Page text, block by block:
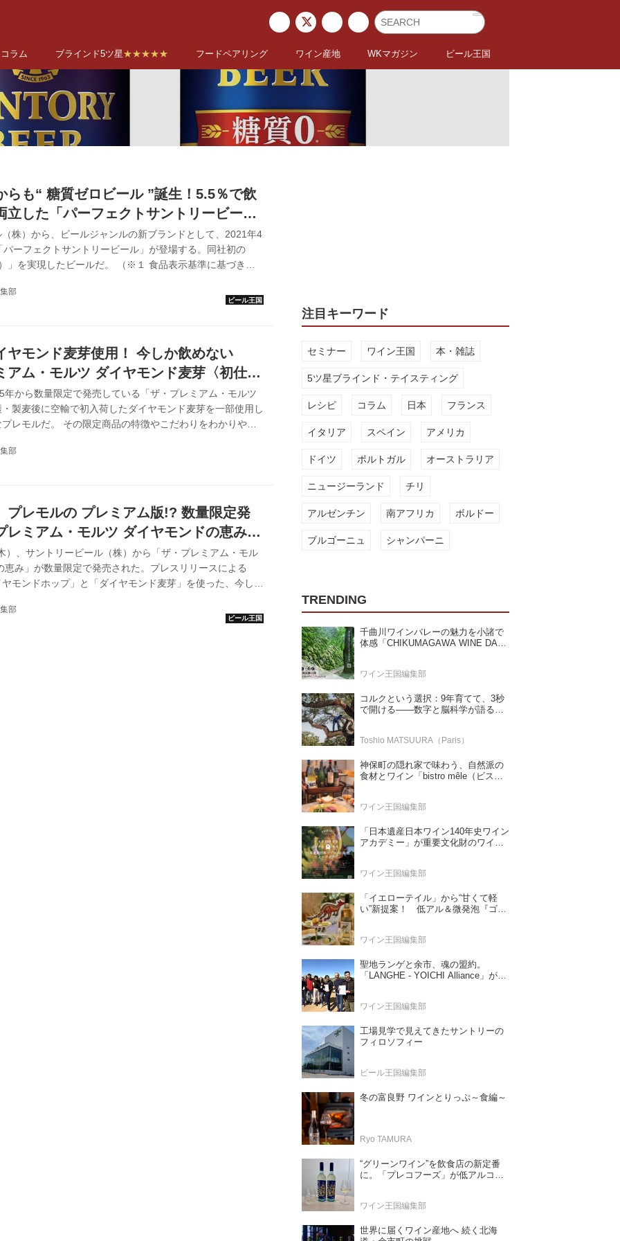
コラム ブラインド5ツ星★★★★★ フードペアリング ワイン産地 WKマガジン ビール王国
らも“ 糖質ゼロビール ”誕生！5.5％で飲
立した「パーフェクトサントリービー
火）発売
株）から、ビールジャンルの新ブランドとして、2021年4
パーフェクトサントリービール」が登場する。同社初の
」を実現したビールだ。 （※１ 食品表示基準に基づき、
パーフェクトサントリービール、4月13日新発売。今なら
フェクトサントリービール（350ml）4缶セットが当たる“2
部
ヤモンド麦芽使用！ 今しか飲めない
アム・モルツ ダイヤモンド麦芽〈初仕
香る〉エール ダイヤモンド麦芽〈初仕
年から数量限定で発売している「ザ・プレミアム・モルツ
製麦後に空輸で初入荷したダイヤモンド麦芽を一部使用し
レモルだ。 その限定商品の特徴やこだわりをわかりやす
麦芽〈初仕込〉」、「ザ・プレミアム・モルツ〈香る〉
ド麦芽〈初仕込〉」が2021年1月19日（火）から限定発売
ゆ...
部
プレモルの プレミアム版!? 数量限定発
レミアム・モルツ ダイヤモンドの恵み」
）、サントリービール（株）から「ザ・プレミアム・モル
恵み」が数量限定で発売された。プレスリリースによる
モンドホップ」と「ダイヤモンド麦芽」を使った、今しか
香り高い欧州産ファインアロマホップの使用や天然水醸造
に徹底的にこだわっています。なかでも、チェコおよびその
部
注目キーワード
セミナー ワイン王国 本・雑誌
5ツ星ブラインド・テイスティング
レシピ コラム 日本 フランス
イタリア スペイン アメリカ
ドイツ ポルトガル オーストラリア
ニュージーランド チリ
アルゼンチン 南アフリカ ボルドー
ブルゴーニュ シャンパーニ
TRENDING
千曲川ワインバレーの魅力を小諸で
体感「CHIKUMAGAWA WINE DAYS
ワイン王国編集部
コルクという選択：9年育てて、3秒
で開ける——数字と脳科学が語る栓
Toshio MATSUURA（Paris）
神保町の隠れ家で味わう、自然派の
食材とワイン「bistro mêle（ビスト
ワイン王国編集部
「日本遺産日本ワイン140年史ワイン
アカデミー」が重要文化財のワイナ
ワイン王国編集部
「イエローテイル」から“甘くて軽
い”新提案！ 低アル＆微発泡『ゴー
ワイン王国編集部
聖地ランゲと余市、魂の盟約。
「LANGHE - YOICHI Alliance」が切
ワイン王国編集部
工場見学で見えてきたサントリーの
フィロソフィー
ビール王国編集部
冬の富良野 ワインとりっぷ～食編～
Ryo TAMURA
“グリーンワイン”を飲食店の新定番
に。「プレコフーズ」が低アルコー
ワイン王国編集部
世界に届くワイン産地へ 続く北海